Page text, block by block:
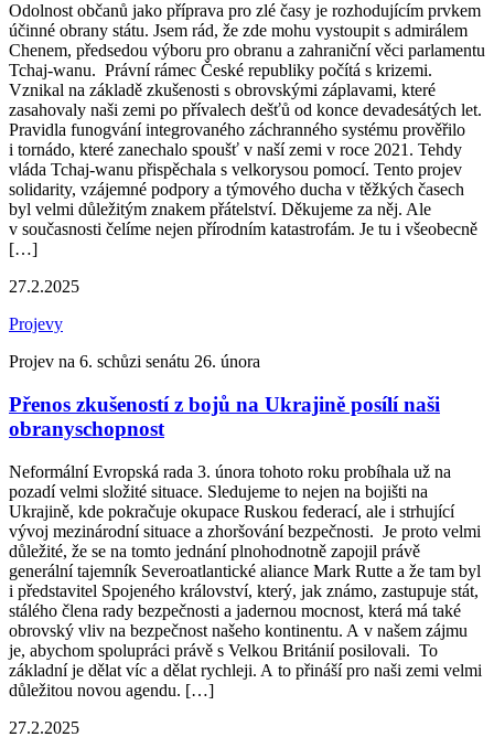
Odolnost občanů jako příprava pro zlé časy je rozhodujícím prvkem
účinné obrany státu. Jsem rád, že zde mohu vystoupit s admirálem
Chenem, předsedou výboru pro obranu a zahraniční věci parlamentu
Tchaj-wanu. Právní rámec České republiky počítá s krizemi.
Vznikal na základě zkušenosti s obrovskými záplavami, které
zasahovaly naši zemi po přívalech dešťů od konce devadesátých let.
Pravidla funogvání integrovaného záchranného systému prověřilo
i tornádo, které zanechalo spoušť v naší zemi v roce 2021. Tehdy
vláda Tchaj-wanu přispěchala s velkorysou pomocí. Tento projev
solidarity, vzájemné podpory a týmového ducha v těžkých časech
byl velmi důležitým znakem přátelství. Děkujeme za něj. Ale
v současnosti čelíme nejen přírodním katastrofám. Je tu i všeobecně
[…]
27.2.2025
Projevy
Projev na 6. schůzi senátu 26. února
Přenos zkušeností z bojů na Ukrajině posílí naši
obranyschopnost
Neformální Evropská rada 3. února tohoto roku probíhala už na
pozadí velmi složité situace. Sledujeme to nejen na bojišti na
Ukrajině, kde pokračuje okupace Ruskou federací, ale i strhující
vývoj mezinárodní situace a zhoršování bezpečnosti. Je proto velmi
důležité, že se na tomto jednání plnohodnotně zapojil právě
generální tajemník Severoatlantické aliance Mark Rutte a že tam byl
i představitel Spojeného království, který, jak známo, zastupuje stát,
stálého člena rady bezpečnosti a jadernou mocnost, která má také
obrovský vliv na bezpečnost našeho kontinentu. A v našem zájmu
je, abychom spolupráci právě s Velkou Británií posilovali. To
základní je dělat víc a dělat rychleji. A to přináší pro naši zemi velmi
důležitou novou agendu. […]
27.2.2025